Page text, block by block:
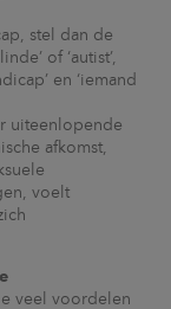
stel dan de
of ‘autist’,
en ‘iemand
uiteenlopende
afkomst,
voelt
veel voordelen